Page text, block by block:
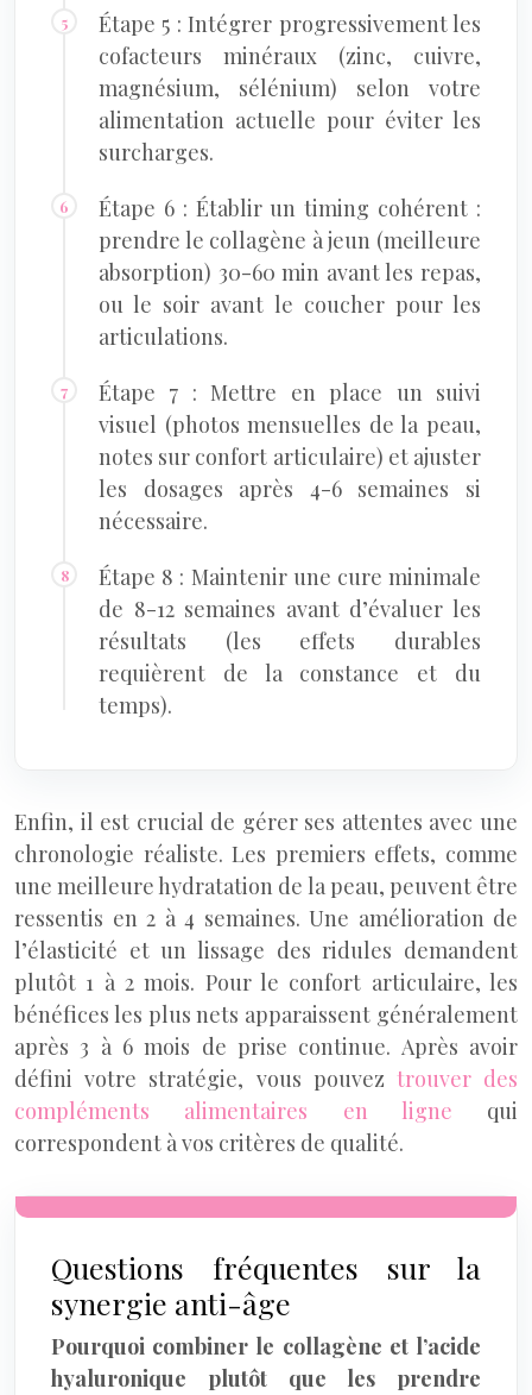
Étape 5 : Intégrer progressivement les
cofacteurs minéraux (zinc, cuivre,
magnésium, sélénium) selon votre
alimentation actuelle pour éviter les
surcharges.
Étape 6 : Établir un timing cohérent :
prendre le collagène à jeun (meilleure
absorption) 30-60 min avant les repas,
ou le soir avant le coucher pour les
articulations.
Étape 7 : Mettre en place un suivi
visuel (photos mensuelles de la peau,
notes sur confort articulaire) et ajuster
les dosages après 4-6 semaines si
nécessaire.
Étape 8 : Maintenir une cure minimale
de 8-12 semaines avant d’évaluer les
résultats (les effets durables
requièrent de la constance et du
temps).
Enfin, il est crucial de gérer ses attentes avec une
chronologie réaliste. Les premiers effets, comme
une meilleure hydratation de la peau, peuvent être
ressentis en 2 à 4 semaines. Une amélioration de
l’élasticité et un lissage des ridules demandent
plutôt 1 à 2 mois. Pour le confort articulaire, les
bénéfices les plus nets apparaissent généralement
après 3 à 6 mois de prise continue. Après avoir
défini votre stratégie, vous pouvez trouver des
compléments alimentaires en ligne qui
correspondent à vos critères de qualité.
Questions fréquentes sur la
synergie anti-âge
Pourquoi combiner le collagène et l’acide
hyaluronique plutôt que les prendre